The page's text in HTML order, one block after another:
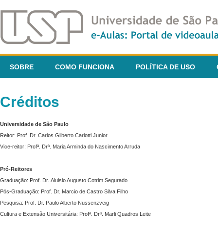
SOBRE COMO FUNCIONA POLÍTICA DE USO
Créditos
Universidade de São Paulo
Reitor: Prof. Dr. Carlos Gilberto Carlotti Junior
Vice-reitor: Profª. Drª. Maria Arminda do Nascimento Arruda
Pró-Reitores
Graduação: Prof. Dr. Aluisio Augusto Cotrim Segurado
Pós-Graduação: Prof. Dr. Marcio de Castro Silva Filho
Pesquisa: Prof. Dr. Paulo Alberto Nussenzveig
Cultura e Extensão Universitária: Profª. Drª. Marli Quadros Leite